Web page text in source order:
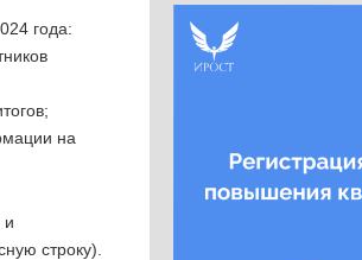
года:
на
и
строку).